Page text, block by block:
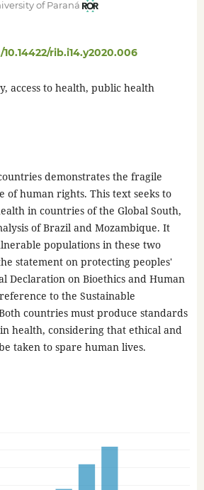
of Paraná
rib.i14.y2020.006
access to health, public health
demonstrates the fragile
of human rights. This text seeks to
in countries of the Global South,
of Brazil and Mozambique. It
populations in these two
statement on protecting peoples'
Declaration on Bioethics and Human
to the Sustainable
countries must produce standards
health, considering that ethical and
taken to spare human lives.